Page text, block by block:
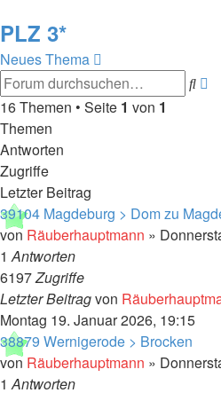
PLZ 3*
Neues Thema
16 Themen • Seite 1 von 1
Themen
Antworten
Zugriffe
Letzter Beitrag
39104 Magdeburg > Dom zu
von Räuberhauptmann »
1Antworten
6197Zugriffe
Letzter Beitragvon
Montag 19. Januar 2026, 19:15
38879 Wernigerode > Brocken
von Räuberhauptmann »
1Antworten